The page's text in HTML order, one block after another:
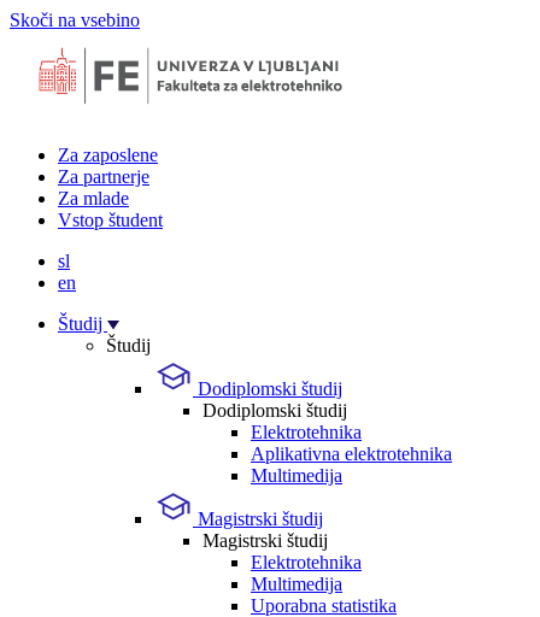
Skoči na vsebino
Za zaposlene
Za partnerje
Za mlade
Vstop študent
sl
en
Študij
Študij
Dodiplomski študij
Dodiplomski študij
Elektrotehnika
Aplikativna elektrotehnika
Multimedija
Magistrski študij
Magistrski študij
Elektrotehnika
Multimedija
Uporabna statistika